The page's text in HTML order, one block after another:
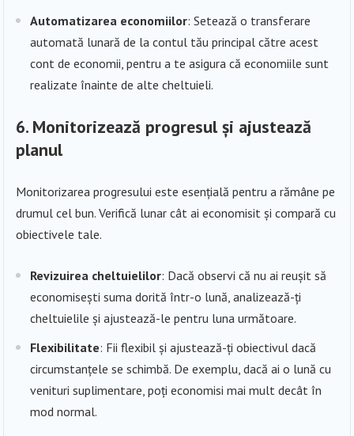
Automatizarea economiilor: Setează o transferare
automată lunară de la contul tău principal către acest
cont de economii, pentru a te asigura că economiile sunt
realizate înainte de alte cheltuieli.
6. Monitorizează progresul și ajustează
planul
Monitorizarea progresului este esențială pentru a rămâne pe
drumul cel bun. Verifică lunar cât ai economisit și compară cu
obiectivele tale.
Revizuirea cheltuielilor: Dacă observi că nu ai reușit să
economisești suma dorită într-o lună, analizează-ți
cheltuielile și ajustează-le pentru luna următoare.
Flexibilitate: Fii flexibil și ajustează-ți obiectivul dacă
circumstanțele se schimbă. De exemplu, dacă ai o lună cu
venituri suplimentare, poți economisi mai mult decât în
mod normal.